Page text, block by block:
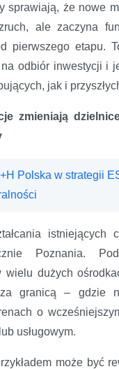
sprawiają, że nowe
ale zaczyna
pierwszego etapu.
na odbiór inwestycji i
jak i
zmieniają
Polska w strategii
istniejących
Poznania.
wielu dużych
granicą – gdzie
o
usługowym.
może być